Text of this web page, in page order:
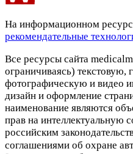
На информационном
рекомендательные
Все ресурсы сайта
ограничиваясь) текстовую,
фотографическую и видео
дизайн и оформление
наименование являются
прав на интеллектуальную
российским
соглашениями об охране